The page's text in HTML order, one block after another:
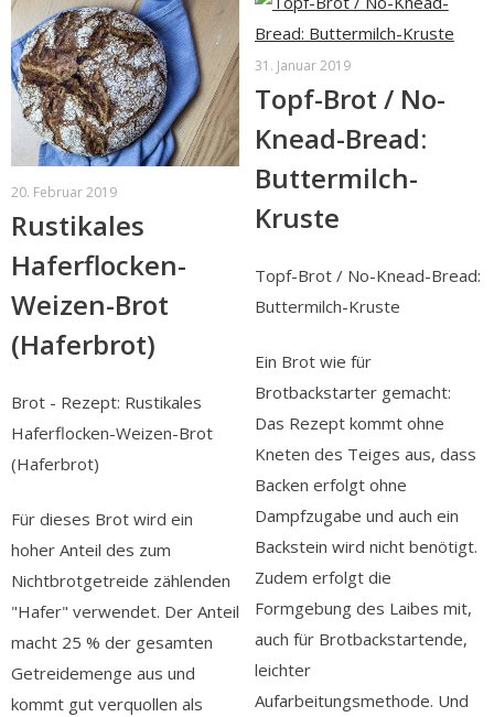
20. Februar 2019
Rustikales
Haferflocken-
Weizen-Brot
(Haferbrot)
Brot - Rezept: Rustikales
Haferflocken-Weizen-Brot
(Haferbrot)
Für dieses Brot wird ein
hoher Anteil des zum
Nichtbrotgetreide zählenden
"Hafer" verwendet. Der Anteil
macht 25 % der gesamten
Getreidemenge aus und
kommt gut verquollen als
31. Januar 2019
Topf-Brot / No-
Knead-Bread:
Buttermilch-
Kruste
Topf-Brot / No-Knead-Bread:
Buttermilch-Kruste
Ein Brot wie für
Brotbackstarter gemacht:
Das Rezept kommt ohne
Kneten des Teiges aus, dass
Backen erfolgt ohne
Dampfzugabe und auch ein
Backstein wird nicht benötigt.
Zudem erfolgt die
Formgebung des Laibes mit,
auch für Brotbackstartende,
leichter
Aufarbeitungsmethode. Und